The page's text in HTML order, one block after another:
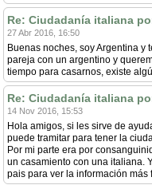
Re: Ciudadanía italiana
27 Abr 2016, 16:50
Buenas noches, soy Argentina y
pareja con un argentino y
tiempo para casarnos, existe
Re: Ciudadanía italiana
14 Nov 2016, 15:53
Hola amigos, si les sirve de
puede tramitar para tener la
Por mi parte era por
un casamiento con una italiana.
pais para ver la información más